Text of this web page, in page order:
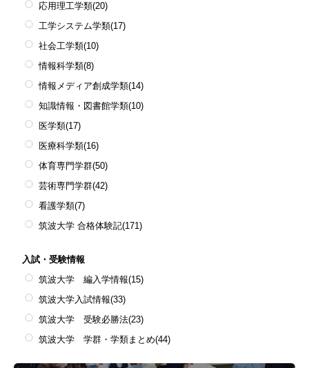
応用理工学類(20)
工学システム学類(17)
社会工学類(10)
情報科学類(8)
情報メディア創成学類(14)
知識情報・図書館学類(10)
医学類(17)
医療科学類(16)
体育専門学群(50)
芸術専門学群(42)
看護学類(7)
筑波大学 合格体験記(171)
入試・受験情報
筑波大学 編入学情報(15)
筑波大学入試情報(33)
筑波大学 受験必勝法(23)
筑波大学 学群・学類まとめ(44)